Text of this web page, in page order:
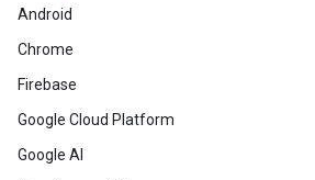
Android
Chrome
Firebase
Google Cloud Platform
Google AI